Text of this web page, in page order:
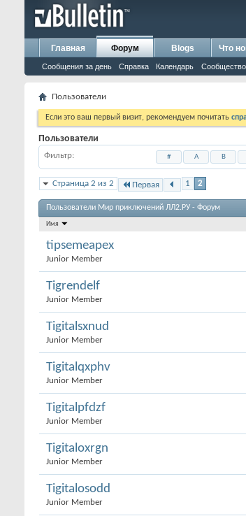
Главная Форум
Сообщения за день Справка Календарь Сообщество
Blogs Что
Пользователи
Если это ваш первый визит, рекомендуем почитать
Пользователи
Фильтр # A B
Страница 2 из 2 Первая 1 2
Пользователи Мир приключений ЛЛ2.РУ - Форум
Имя
tipsemeapex
Junior Member
Tigrendelf
Junior Member
Tigitalsxnud
Junior Member
Tigitalqxphv
Junior Member
Tigitalpfdzf
Junior Member
Tigitaloxrgn
Junior Member
Tigitalosodd
Junior Member